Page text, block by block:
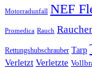
Motorradunfall NEF
Promedica Rauch
Rettungshubschrauber Tarp
Verletzt Verletzte